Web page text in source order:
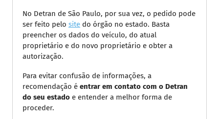
No Detran de São Paulo, por sua vez, o pedido pode
ser feito pelo site do órgão no estado. Basta
preencher os dados do veículo, do atual
proprietário e do novo proprietário e obter a
autorização.
Para evitar confusão de informações, a
recomendação é entrar em contato com o Detran
do seu estado e entender a melhor forma de
proceder.